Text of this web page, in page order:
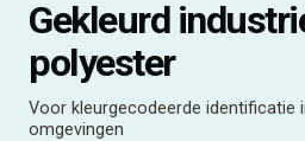
Gekleurd
polyester
Voor kleurgecodeerde identificatie
omgevingen